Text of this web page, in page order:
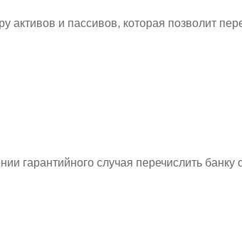
активов и пассивов, которая позволит
гарантийного случая перечислить